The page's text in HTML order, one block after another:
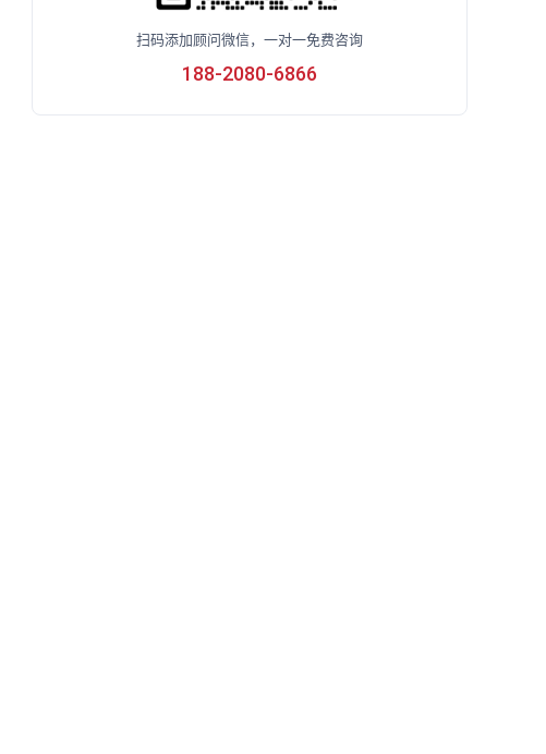
扫码添加顾问微信，一对一免费咨询
188-2080-6866